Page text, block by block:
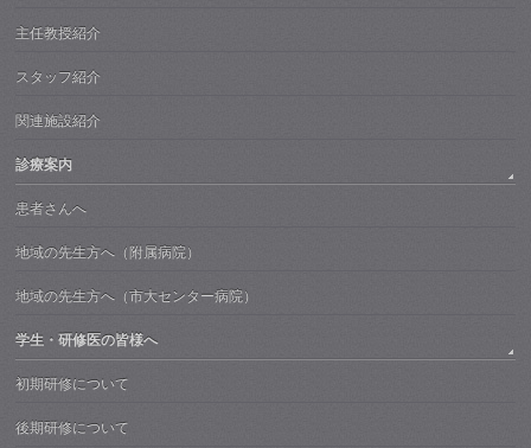
主任教授紹介
スタッフ紹介
関連施設紹介
診療案内
患者さんへ
地域の先生方へ（附属病院）
地域の先生方へ（市大センター病院）
学生・研修医の皆様へ
初期研修について
後期研修について